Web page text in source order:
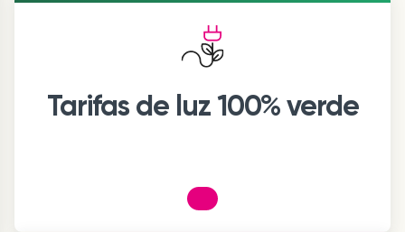
Tarifas de luz 100% verde